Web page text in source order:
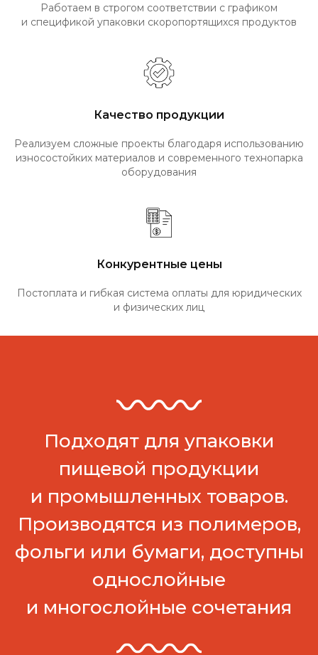
Работаем в строгом соответствии с графиком
и спецификой упаковки скоропортящихся продуктов
Качество продукции
Реализуем сложные проекты благодаря использованию
износостойких материалов и современного технопарка
оборудования
Конкурентные цены
Постоплата и гибкая система оплаты для юридических
и физических лиц
Подходят для упаковки
пищевой продукции
и промышленных товаров.
Производятся из полимеров,
фольги или бумаги, доступны
однослойные
и многослойные сочетания